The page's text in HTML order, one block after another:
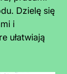
Dzielę się
i
ułatwiają